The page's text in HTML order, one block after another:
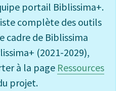
portail Biblissima+.
complète des outils
cadre de Biblissima
(2021-2029),
à la page Ressources
projet.